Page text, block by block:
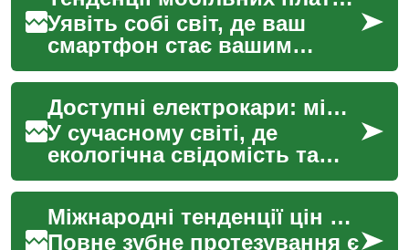
Уявіть собі світ, де ваш
смартфон стає вашим
гаманцем, кредитною
карткою та навіть
банківським відділенням. В
Україні...
Доступні електрокари: міжнародний огляд цін та моделей
У сучасному світі, де
екологічна свідомість та
економічна ефективність
стають дедалі
важливішими, інтерес до
електром...
Міжнародні тенденції цін на повне зубне протезування
Повне зубне протезування є